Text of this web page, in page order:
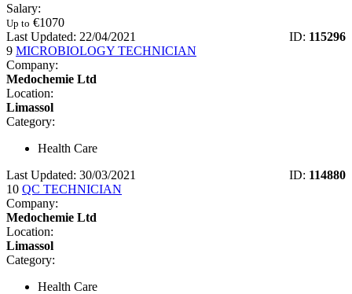
Salary:
Up to €1070
Last Updated: 22/04/2021
ID: 115296
9 MICROBIOLOGY TECHNICIAN
Company:
Medochemie Ltd
Location:
Limassol
Category:
Health Care
Last Updated: 30/03/2021
ID: 114880
10 QC TECHNICIAN
Company:
Medochemie Ltd
Location:
Limassol
Category:
Health Care